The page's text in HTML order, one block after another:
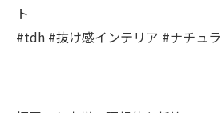
ト
#tdh #抜け感インテリア #ナチュ